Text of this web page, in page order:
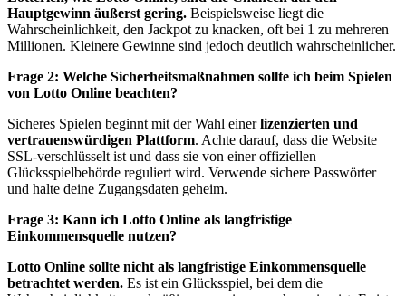
Hauptgewinn äußerst gering. Beispielsweise liegt die
Wahrscheinlichkeit, den Jackpot zu knacken, oft bei 1 zu mehreren
Millionen. Kleinere Gewinne sind jedoch deutlich wahrscheinlicher.
Frage 2: Welche Sicherheitsmaßnahmen sollte ich beim Spielen
von Lotto Online beachten?
Sicheres Spielen beginnt mit der Wahl einerlizenzierten und
vertrauenswürdigen Plattform. Achte darauf, dass die Website
SSL-verschlüsselt ist und dass sie von einer offiziellen
Glücksspielbehörde reguliert wird. Verwende sichere Passwörter
und halte deine Zugangsdaten geheim.
Frage 3: Kann ich Lotto Online als langfristige
Einkommensquelle nutzen?
Lotto Online sollte nicht als langfristige Einkommensquelle
betrachtet werden. Es ist ein Glücksspiel, bei dem die